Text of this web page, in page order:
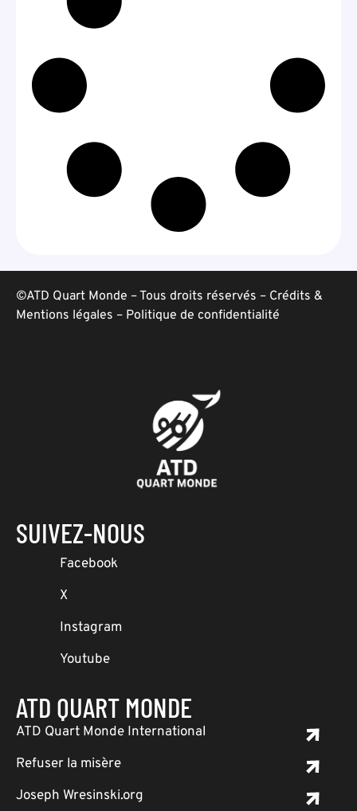
©ATD Quart Monde – Tous droits réservés – Crédits &
Mentions légales – Politique de confidentialité
SUIVEZ-NOUS
Facebook
X
Instagram
Youtube
ATD QUART MONDE
ATD Quart Monde International
Refuser la misère
Joseph Wresinski.org